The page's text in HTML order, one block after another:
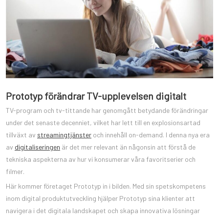
Prototyp förändrar TV-upplevelsen digitalt
TV-program och tv-tittande har genomgått betydande förändringar
under det senaste decenniet, vilket har lett till en explosionsartad
tillväxt av streamingtjänster och innehåll on-demand. I denna nya era
av digitaliseringen är det mer relevant än någonsin att förstå de
tekniska aspekterna av hur vi konsumerar våra favoritserier och
filmer.
Här kommer företaget Prototyp in i bilden. Med sin spetskompetens
inom digital produktutveckling hjälper Prototyp sina klienter att
navigera i det digitala landskapet och skapa innovativa lösningar